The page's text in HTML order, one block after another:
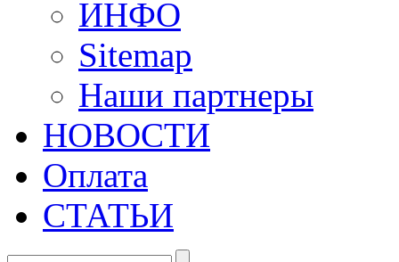
ИНФО
Sitemap
Наши партнеры
НОВОСТИ
Оплата
СТАТЬИ